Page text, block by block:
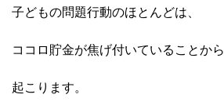
子どもの問題行動のほとんどは、
ココロ貯金が焦げ付いていることから
起こります。